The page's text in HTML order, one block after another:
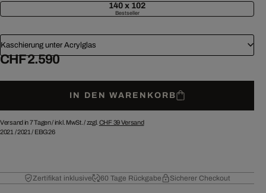
140 x 102
Bestseller
Kaschierung unter Acrylglas
CHF 2.590
IN DEN WARENKORB
Versand in 7 Tagen /inkl. MwSt. / zzgl. CHF 39Versand
2021 /2021 / EBG26
Zertifikat inklusive 60 Tage Rückgabe Sicherer Checkout